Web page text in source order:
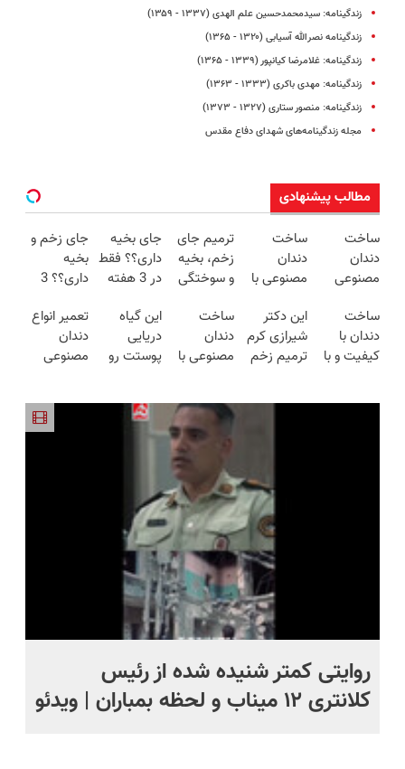
زندگینامه: سیدمحمدحسین علم الهدی (۱۳۳۷ - ۱۳۵۹)
زندگینامه نصرالله آسیابی (۱۳۲۰ - ۱۳۶۵)
زندگینامه: غلامرضا کیانپور (۱۳۳۹ - ۱۳۶۵)
زندگینامه: مهدی باکری (۱۳۳۳ - ۱۳۶۳)
زندگینامه: منصور ستاری (۱۳۲۷ - ۱۳۷۳)
مجله زندگینامه‌های شهدای دفاع مقدس
مطالب پیشنهادی
ساخت
دندان
مصنوعی
تخفیف
ساخت
دندان
مصنوعی با
تخفیف
ترمیم جای
زخم، بخیه
و سوختگی
هفته!!😍
جای بخیه
داری؟؟ فقط
در 3 هفته
کن!😍
جای زخم و
بخیه
داری؟؟ 3
محوش کن!
ساخت
دندان با
کیفیت و با
این دکتر
شیرازی کرم
ترمیم زخم
ساخت
دندان
مصنوعی با
راحتی
5%تخفیف
این گیاه
دریایی
پوستت رو
جوون شدی
تعمیر انواع
دندان
مصنوعی
روایتی کمتر شنیده شده از رئیس
کلانتری ۱۲ میناب و لحظه بمباران | ویدئو